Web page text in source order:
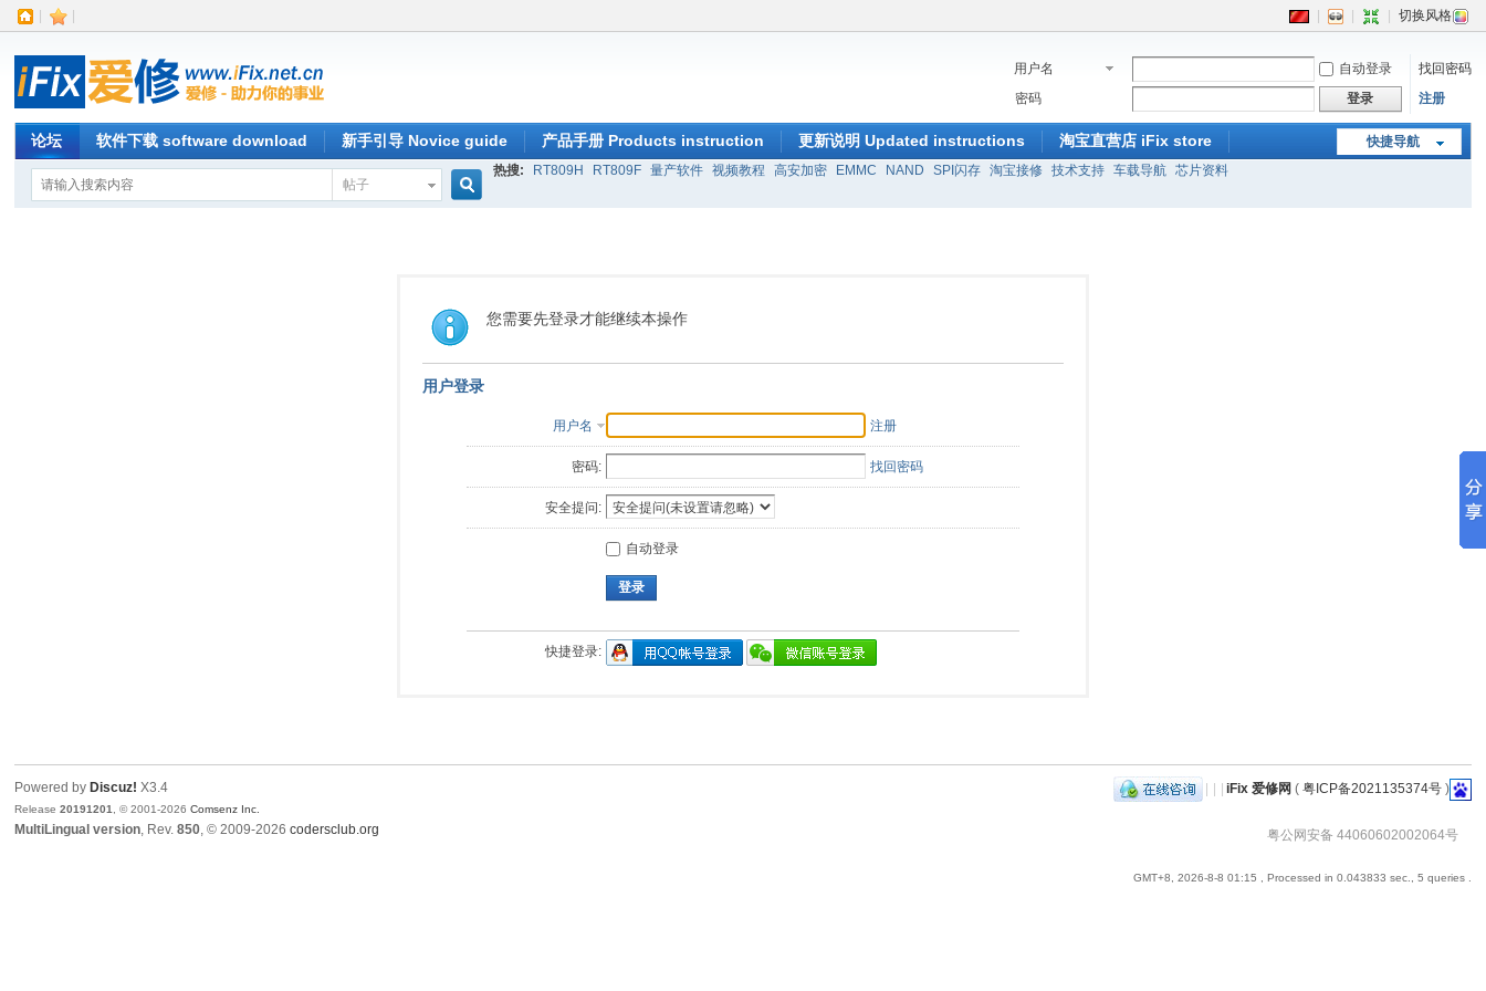
切换风格
用户名 自动登录
找回密码
密码
登录 注册
快捷导航
论坛 软件下载 software download 新手引导 Novice guide 产品手册 Products instruction 更新说明 Updated instructions 淘宝直营店 iFix store
帖子
索
热搜: RT809H RT809F 量产软件 视频教程 高安加密 EMMC NAND SPI闪存 淘宝接修 技术支持 车载导航 芯片资料
您需要先登录才能继续本操作
用户登录
用户名 注册
密码: 找回密码
安全提问:
自动登录
登录
快捷登录:
| | | iFix 爱修网 ( 粤ICP备2021135374号)
粤公网安备 44060602002064号
GMT+8, 2026-8-8 01:15 , Processed in 0.043833 sec., 5 queries .
Powered by Discuz! X3.4
Release20191201 , © 2001-2026Comsenz Inc.
MultiLingual version, Rev.850, © 2009-2026codersclub.org